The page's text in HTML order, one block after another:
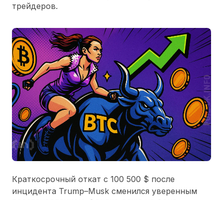
трейдеров.
Краткосрочный откат с 100 500 $ после
инцидента Trump–Musk сменился уверенным